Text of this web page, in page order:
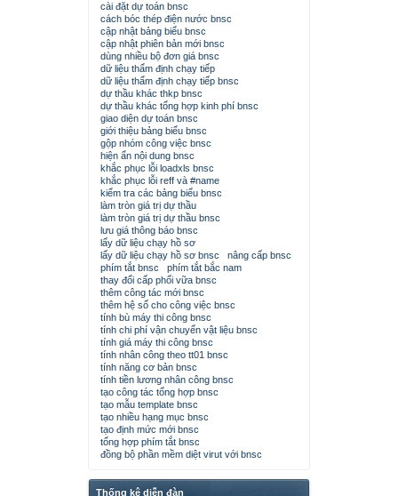
cài đặt dự toán bnsc
cách bóc thép điện nước bnsc
cập nhật bảng biểu bnsc
cập nhật phiên bản mới bnsc
dùng nhiều bộ đơn giá bnsc
dữ liệu thẩm định chạy tiếp
dữ liệu thẩm định chạy tiếp bnsc
dự thầu khác thkp bnsc
dự thầu khác tổng hợp kinh phí bnsc
giao diện dự toán bnsc
giới thiệu bảng biểu bnsc
gộp nhóm công việc bnsc
hiện ẩn nội dung bnsc
khắc phục lỗi loadxls bnsc
khắc phục lỗi reff và #name
kiểm tra các bảng biểu bnsc
làm tròn giá trị dự thầu
làm tròn giá trị dự thầu bnsc
lưu giá thông báo bnsc
lấy dữ liệu chạy hồ sơ
lấy dữ liệu chạy hồ sơ bnsc
nâng cấp bnsc
phím tắt bnsc
phím tắt bắc nam
thay đổi cấp phối vữa bnsc
thêm công tác mới bnsc
thêm hệ số cho công việc bnsc
tính bù máy thi công bnsc
tính chi phí vận chuyển vật liệu bnsc
tính giá máy thi công bnsc
tính nhân công theo tt01 bnsc
tính năng cơ bản bnsc
tính tiền lương nhân công bnsc
tạo công tác tổng hợp bnsc
tạo mẫu template bnsc
tạo nhiều hạng mục bnsc
tạo định mức mới bnsc
tổng hợp phím tắt bnsc
đồng bộ phần mềm diệt virut với bnsc
Thống kê diễn đàn